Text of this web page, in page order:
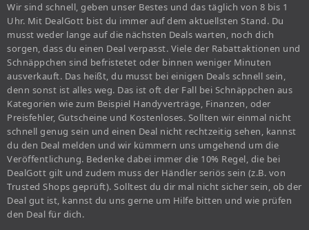
Wir sind schnell, geben unser Bestes und das täglich von 8 bis 1
Uhr. Mit DealGott bist du immer auf dem aktuellsten Stand. Du
musst weder lange auf die nächsten Deals warten, noch dich
sorgen, dass du einen Deal verpasst. Viele der Rabattaktionen und
Schnäppchen sind befristetet oder binnen weniger Minuten
ausverkauft. Das heißt, du musst bei einigen Deals schnell sein,
denn sonst ist alles weg. Das ist oft der Fall bei Schnäppchen aus
Kategorien wie zum Beispiel Handyverträge, Finanzen, oder
Preisfehler, Gutscheine und Kostenloses. Sollten wir einmal nicht
schnell genug sein und einen Deal nicht rechtzeitig sehen, kannst
du den Deal melden und wir kümmern uns umgehend um die
Veröffentlichung. Bedenke dabei immer die 10% Regel, die bei
DealGott gilt und zudem muss der Händler seriös sein (z.B. von
Trusted Shops geprüft). Solltest du dir mal nicht sicher sein, ob der
Deal gut ist, kannst du uns gerne um Hilfe bitten und wie prüfen
den Deal für dich.